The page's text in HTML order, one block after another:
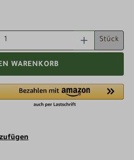
GIB DEN GEWÜNSCHTEN
Stück
WARENKORB